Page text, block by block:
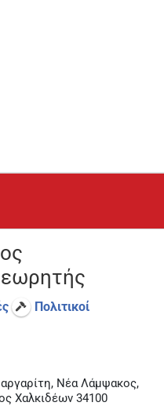
Πολιτικοί
Νέα Λάμψακος,
Χαλκιδέων 34100